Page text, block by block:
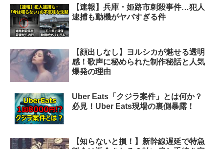
【速報】兵庫・姫路市刺殺事件…犯人
逮捕も動機がヤバすぎる件
【顔出しなし】ヨルシカが魅せる透明
感！歌声に秘められた制作秘話と人気
爆発の理由
Uber Eats「クジラ案件」とは何か？
必見！Uber Eats現場の裏側暴露！
【知らないと損！】新幹線遅延で特急